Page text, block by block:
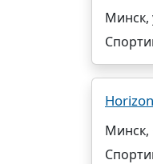
Минск,
Минск,